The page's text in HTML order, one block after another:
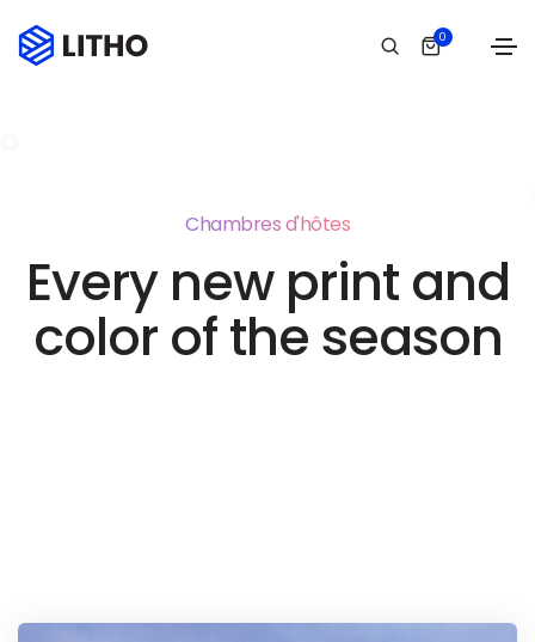
0
Chambres d'hôtes
Every new print and
color of the season